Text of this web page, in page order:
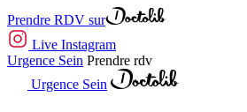
Prendre RDV sur
Live Instagram
Urgence Sein Prendre rdv
Urgence Sein